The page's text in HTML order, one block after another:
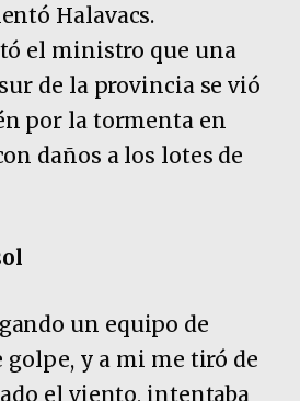
Halavacs.
el ministro que una
de la provincia se vió
por la tormenta en
daños a los lotes de
un equipo de
golpe, y a mi me tiró de
el viento, intentaba